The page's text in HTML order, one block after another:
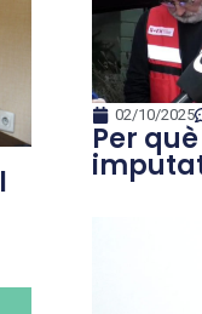
02/10/2025
Per